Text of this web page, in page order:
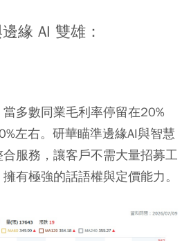
緣 AI 雙雄：
多數同業毛利率停留在20%
左右。研華瞄準邊緣AI與智慧
服務，讓客戶不需大量招募工
有極強的話語權與定價能力。